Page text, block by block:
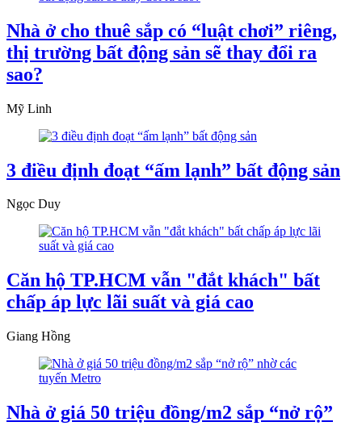
Nhà ở cho thuê sắp có “luật chơi” riêng,
thị trường bất động sản sẽ thay đổi ra
sao?
Mỹ Linh
3 điều định đoạt “ấm lạnh” bất động sản
Ngọc Duy
Căn hộ TP.HCM vẫn "đắt khách" bất
chấp áp lực lãi suất và giá cao
Giang Hồng
Nhà ở giá 50 triệu đồng/m2 sắp “nở rộ”